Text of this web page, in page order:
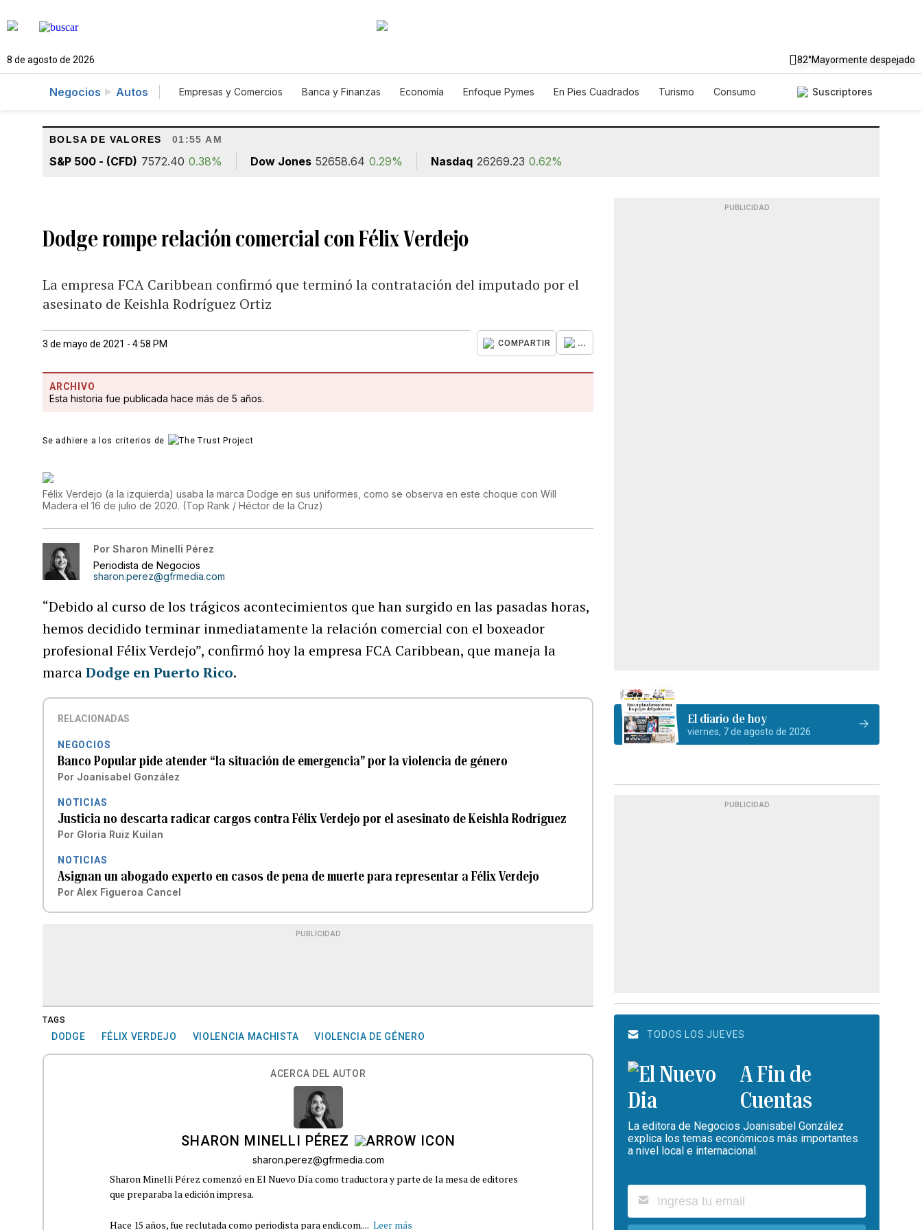
8 de agosto de 2026 82°Mayormente despejado
Negocios Autos Empresas y Comercios Banca y Finanzas Economía Enfoque Pymes En Pies Cuadrados Turismo
Consumo
Suscriptores
BOLSA DE VALORES 01:55 AM
S&P 500 - (CFD) 7572.40 0.38% Dow Jones 52658.64 0.29% Nasdaq 26269.23 0.62%
Dodge rompe relación comercial con Félix Verdejo
La empresa FCA Caribbean confirmó que terminó la contratación del imputado por el
asesinato de Keishla Rodríguez Ortiz
3 de mayo de 2021 - 4:58 PM COMPARTIR ...
ARCHIVO
Esta historia fue publicada hace más de 5 años.
Se adhiere a los criterios de
Félix Verdejo (a la izquierda) usaba la marca Dodge en sus uniformes, como se observa en este choque con Will
Madera el 16 de julio de 2020. (Top Rank / Héctor de la Cruz)
Por Sharon Minelli Pérez
Periodista de Negocios
sharon.perez@gfrmedia.com
“Debido al curso de los trágicos acontecimientos que han surgido en las pasadas horas,
hemos decidido terminar inmediatamente la relación comercial con el boxeador
profesional Félix Verdejo”, confirmó hoy la empresa FCA Caribbean, que maneja la
marcaDodge en Puerto Rico.
RELACIONADAS
NEGOCIOS
Banco Popular pide atender “la situación de emergencia” por la violencia de género
Por Joanisabel González
NOTICIAS
Justicia no descarta radicar cargos contra Félix Verdejo por el asesinato de Keishla Rodríguez
Por Gloria Ruiz Kuilan
NOTICIAS
Asignan un abogado experto en casos de pena de muerte para representar a Félix Verdejo
Por Alex Figueroa Cancel
PUBLICIDAD
TAGS
DODGE FÉLIX VERDEJO VIOLENCIA MACHISTA VIOLENCIA DE GÉNERO
ACERCA DEL AUTOR
SHARON MINELLI PÉREZ
sharon.perez@gfrmedia.com
Sharon Minelli Pérez comenzó en El Nuevo Día como traductora y parte de la mesa de editores
que preparaba la edición impresa.
Hace 15 años, fue reclutada como periodista para endi.com.... Leer más
PUBLICIDAD
El diario de hoy
viernes, 7 de agosto de 2026
PUBLICIDAD
TODOS LOS JUEVES
A Fin de
Cuentas
La editora de Negocios Joanisabel González
explica los temas económicos más importantes
a nivel local e internacional.